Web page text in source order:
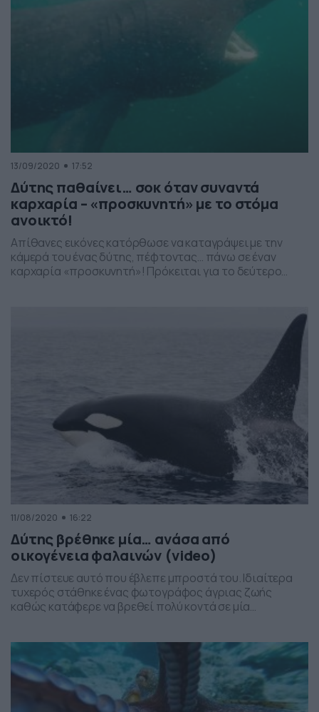
13/09/2020 17:52
Δύτης παθαίνει… σοκ όταν συναντά
καρχαρία – «προσκυνητή» με το στόμα
ανοικτό!
Απίθανες εικόνες κατόρθωσε να καταγράψει με την
κάμερά του ένας δύτης, πέφτοντας… πάνω σε έναν
καρχαρία «προσκυνητή»! Πρόκειται για το δεύτερο
ένα από τα τρία που τρέφονται με πλαγκτόν. Δείτε τις
11/08/2020 16:22
Δύτης βρέθηκε μία… ανάσα από
οικογένεια φαλαινών (video)
Δεν πίστευε αυτό που έβλεπε μπροστά του. Ιδιαίτερα
τυχερός στάθηκε ένας φωτογράφος άγριας ζωής
καθώς κατάφερε να βρεθεί πολύ κοντά σε μία
Συγκεκριμένα, ο Τοντ Θίμιος από την Αυστραλία, ο
οποίος ίσως να έχει ρίζες από την Ελλάδα ή την […]